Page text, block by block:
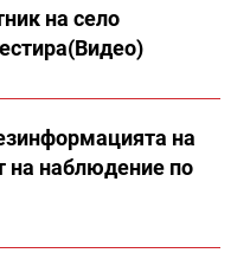
на село
на
на наблюдение по